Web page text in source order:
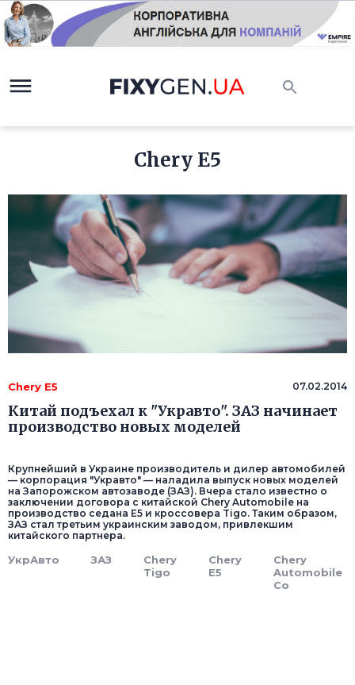
Chery E5
Chery E5 07.02.2014
Китай подъехал к "Укравто". ЗАЗ начинает
производство новых моделей
Крупнейший в Украине производитель и дилер автомобилей
— корпорация "Укравто" — наладила выпуск новых моделей
на Запорожском автозаводе (ЗАЗ). Вчера стало известно о
заключении договора с китайской Chery Automobile на
производство седана E5 и кроссовера Tigo. Таким образом,
ЗАЗ стал третьим украинским заводом, привлекшим
китайского партнера.
УкрАвто ЗАЗ
Chery
Tigo
Chery
E5
Chery
Automobile
Co